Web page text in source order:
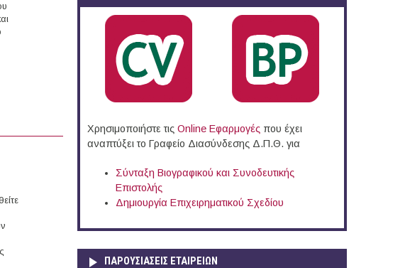
Τομέα στην Κύπρο (09/03/2016)
Χρησιμοποιήστε τις Online Eφαρμογές που έχει
αναπτύξει το Γραφείο Διασύνδεσης Δ.Π.Θ. για
Σύνταξη Βιογραφικού και Συνοδευτικής
Επιστολής
Δημιουργία Επιχειρηματικού Σχεδίου
ΠΑΡΟΥΣΙΆΣΕΙΣ ΕΤΑΙΡΕΙΏΝ